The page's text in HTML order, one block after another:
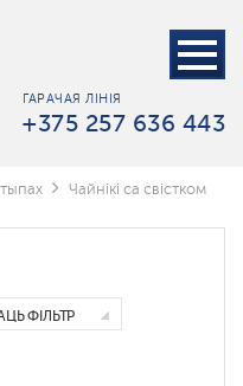
ГАРАЧАЯ ЛІНІЯ
+375 257 636 443
Чайнікі са свістком
ФІЛЬТР